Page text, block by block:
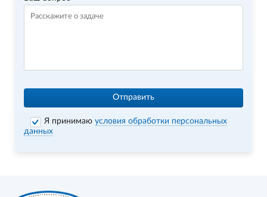
Отправить
Я принимаюусловия обработки персональных
данных